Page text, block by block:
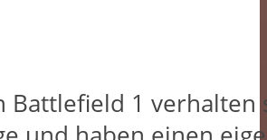
Battlefield 1 verhalten